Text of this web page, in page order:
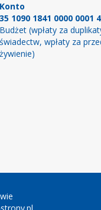
Konto
35 1090 1841 0000 0001
Budżet (wpłaty za
świadectw, wpłaty za
żywienie)